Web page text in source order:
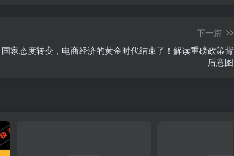
下一篇
国家态度转变，电商经济的黄金时代结束了！解读重磅政策背
后意图